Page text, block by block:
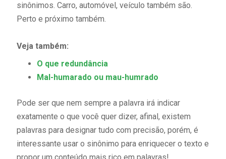
sinônimos. Carro, automóvel, veículo também são.
Perto e próximo também.
Veja também:
O que redundância
Mal-humarado ou mau-humrado
Pode ser que nem sempre a palavra irá indicar
exatamente o que você quer dizer, afinal, existem
palavras para designar tudo com precisão, porém, é
interessante usar o sinônimo para enriquecer o texto e